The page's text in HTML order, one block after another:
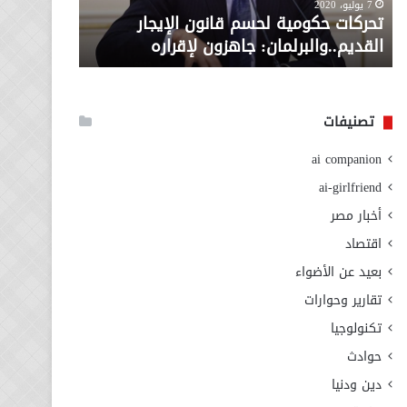
لإقراره
7 يوليو، 2020
تحركات حكومية لحسم قانون الإيجار
القديم..والبرلمان: جاهزون لإقراره
من
وزارة
الاجتماعي
تصنيفات
ai companion
ai-girlfriend
أخبار مصر
اقتصاد
بعيد عن الأضواء
تقارير وحوارات
تكنولوجيا
حوادث
دين ودنيا